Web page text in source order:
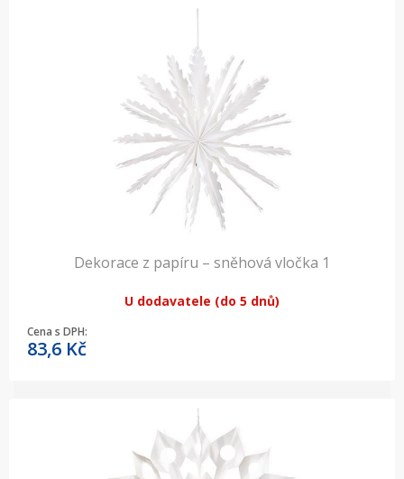
Dekorace z papíru – sněhová vločka 1
U dodavatele (do 5 dnů)
Cena s DPH:
83,6 Kč